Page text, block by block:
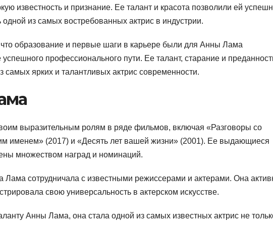
известность и признание. Ее талант и красота позволили ей
из самых востребованных актрис в индустрии.
образование и первые шаги в карьере были для Анны Лама
профессионального пути. Ее талант, старание и
самых ярких и талантливых актрис современности.
выразительным ролям в ряде фильмов, включая «Разговоры со
именем» (2017) и «Десять лет вашей жизни» (2001). Ее выдающиеся
множеством наград и номинаций.
сотрудничала с известными режиссерами и актерами. Она
свою универсальность в актерском искусстве.
Анны Лама, она стала одной из самых известных актрис не